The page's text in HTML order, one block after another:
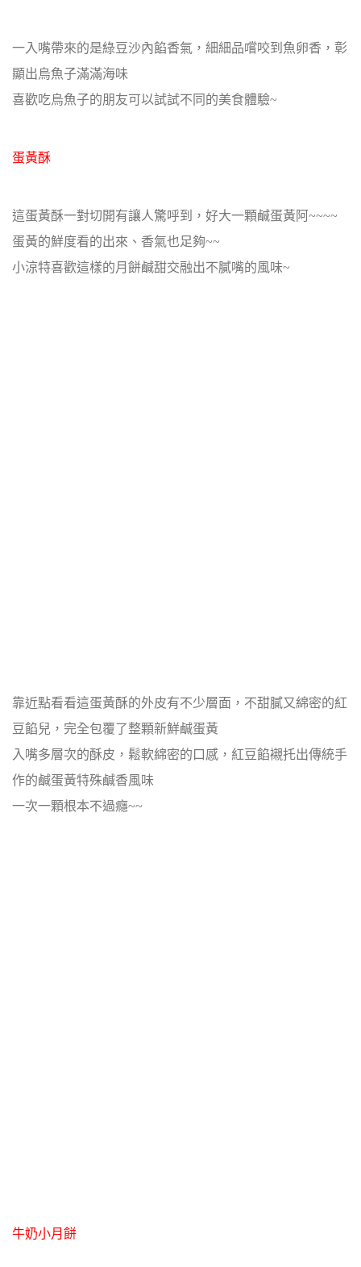
一入嘴帶來的是綠豆沙內餡香氣，細細品嚐咬到魚卵香，彰
顯出烏魚子滿滿海味
喜歡吃烏魚子的朋友可以試試不同的美食體驗~
蛋黃酥
這蛋黃酥一對切開有讓人驚呼到，好大一顆鹹蛋黃阿~~~~
蛋黃的鮮度看的出來、香氣也足夠~~
小涼特喜歡這樣的月餅鹹甜交融出不膩嘴的風味~
靠近點看看這蛋黃酥的外皮有不少層面，不甜膩又綿密的紅
豆餡兒，完全包覆了整顆新鮮鹹蛋黃
入嘴多層次的酥皮，鬆軟綿密的口感，紅豆餡襯托出傳統手
作的鹹蛋黃特殊鹹香風味
一次一顆根本不過癮~~
牛奶小月餅